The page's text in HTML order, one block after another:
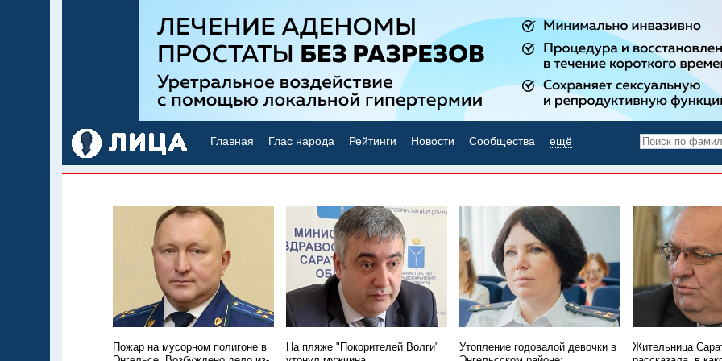
Главная Глас народа Рейтинги Новости Сообщества ещё
Пожар на мусорном полигоне в
На пляже "Покорителей Волги"
Утопление годовалой девочки в
Жительница